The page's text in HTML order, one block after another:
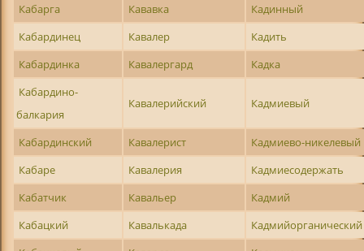
Кабарга
Кававка
Кадинный
Кабардинец
Кавалер
Кадить
Кабардинка
Кавалергард
Кадка
Кабардино-
балкария
Кавалерийский Кадмиевый
Кабардинский Кавалерист
Кадмиево-никелевый
Кабаре
Кавалерия
Кадмиесодержать
Кабатчик
Кавальер
Кадмий
Кабацкий
Кавалькада
Кадмийорганический